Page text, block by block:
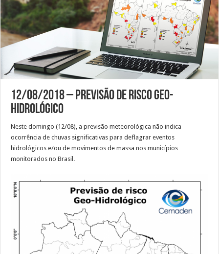
12/08/2018 – Previsão de Risco Geo-
Hidrológico
Neste domingo (12/08), a previsão meteorológica não indica
ocorrência de chuvas significativas para deflagrar eventos
hidrológicos e/ou de movimentos de massa nos municípios
monitorados no Brasil.